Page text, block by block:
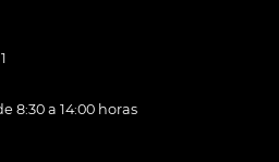
8:30 a 14:00 horas